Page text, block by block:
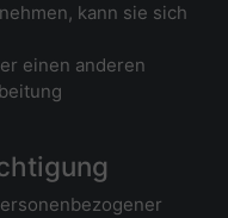
kann sie sich
einen anderen